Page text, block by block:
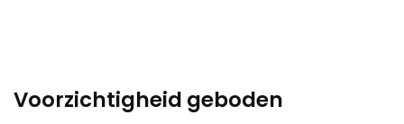
Voorzichtigheid geboden